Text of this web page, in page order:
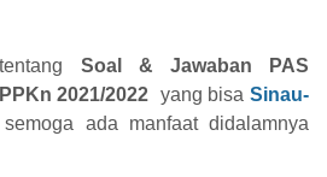
Soal & Jawaban PAS
2021/2022 yang bisaSinau-
ada manfaat didalamnya